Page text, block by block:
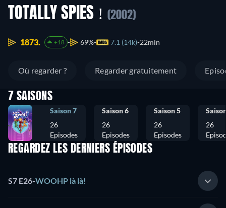
TOTALLY SPIES ! (2002)
1873. +18 69% 7.1 (14k) 22min
Où regarder ? Regarder gratuitement
7 SAISONS
Saison 7
26
Episodes
Saison 6
26
Episodes
Saison 5
26
Episodes
26
REGARDEZ LES DERNIERS ÉPISODES
S7 E26-WOOHP là là!